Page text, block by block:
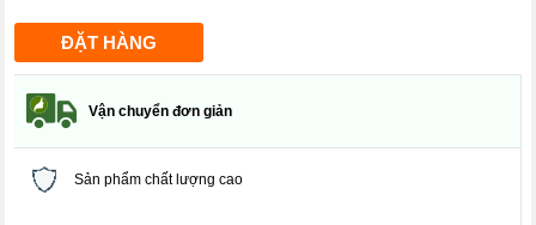
Vận chuyển đơn giản
Sản phẩm chất lượng cao